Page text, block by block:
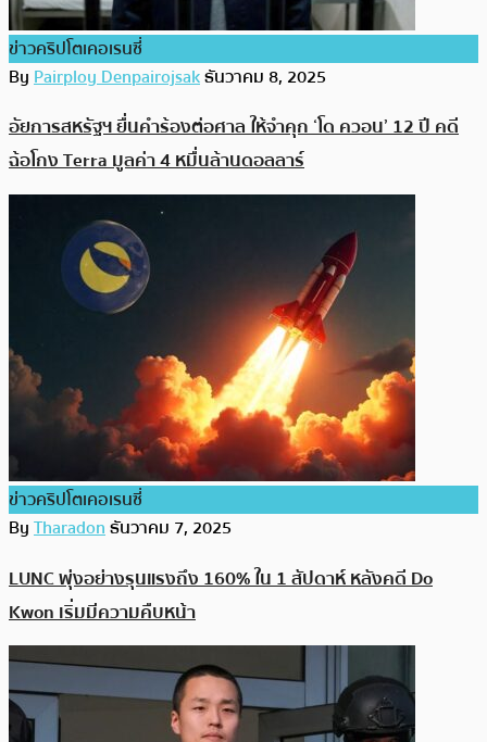
ข่าวคริปโตเคอเรนซี่
ByPairploy Denpairojsakธันวาคม 8, 2025
อัยการสหรัฐฯ ยื่นคำร้องต่อศาล ให้จำคุก ‘โด ควอน’ 12 ปี คดี
ฉ้อโกง Terra มูลค่า 4 หมื่นล้านดอลลาร์
ข่าวคริปโตเคอเรนซี่
ByTharadonธันวาคม 7, 2025
LUNC พุ่งอย่างรุนแรงถึง 160% ใน 1 สัปดาห์ หลังคดี Do
Kwon เริ่มมีความคืบหน้า